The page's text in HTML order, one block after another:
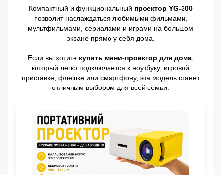
Компактный и функциональный проектор YG-300
позволит наслаждаться любимыми фильмами,
мультфильмами, сериалами и играми на большом
экране прямо у себя дома.
Если вы хотите купить мини-проектор для дома,
который легко подключается к ноутбуку, игровой
приставке, флешке или смартфону, эта модель станет
отличным выбором для всей семьи.